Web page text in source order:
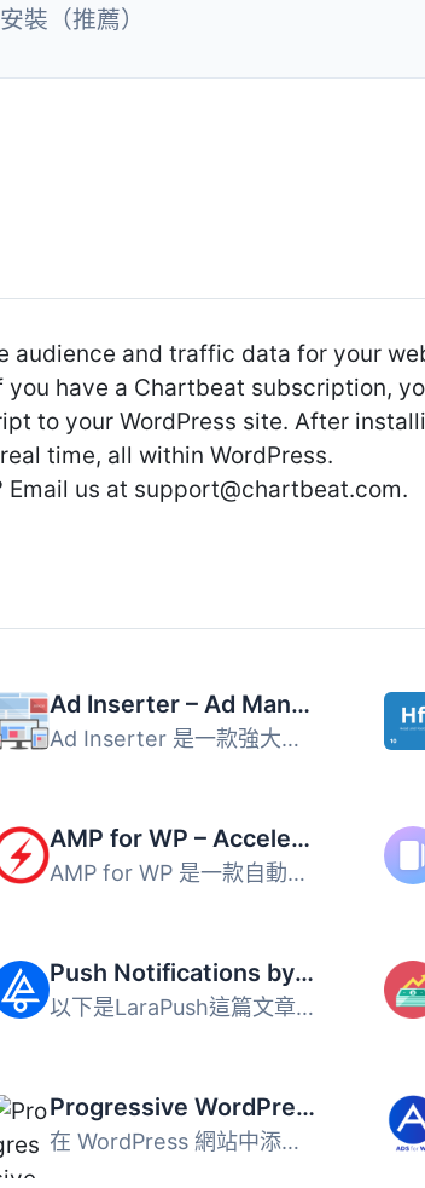
裝（推薦）
audience and traffic data for your
have a Chartbeat subscription,
to your WordPress site. After
time, all within WordPress.
Email us at support@chartbeat.com.
Ad Inserter – Ad Manager & AdSense Ads
Ad Inserter 是一款強大的廣告管理外掛，提供多種進階功能，...
AMP for WP – Accelerated Mobile Pages
AMP for WP 是一款自動為 WordPress 網站加入 Accelerated Mo...
Push Notifications by LaraPush
以下是LaraPush這篇文章的摘要： LaraPush是一個自主託管的...
Progressive WordPress (PWA)
在 WordPress 網站中添加漸進式網路應用程式 (PWA) 功能從未...